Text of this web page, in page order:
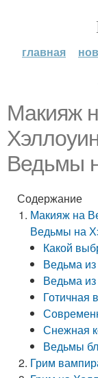
главная
Макияж
Ведьмы
Содержание
Макияж на
Ведьмы на
Какой
Ведьма из
Ведьма
Готичная
Снежная
Ведьмы
Грим